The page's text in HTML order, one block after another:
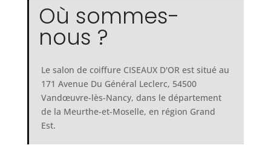
Où sommes-
nous ?
Le salon de coiffure CISEAUX D'OR est situé au
171 Avenue Du Général Leclerc, 54500
Vandœuvre-lès-Nancy, dans le département
de la Meurthe-et-Moselle, en région Grand
Est.